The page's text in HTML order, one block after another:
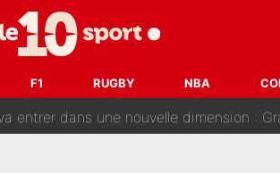
F1 RUGBY NBA
au Real Madrid continue de régaler
problème pour Zinedine Zidane en
entrer dans une nouvelle dimension :